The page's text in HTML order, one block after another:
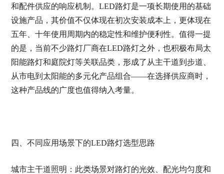
和配件供应的响应机制。LED路灯是一项长期使用的基础
设施产品，其价值不仅体现在初次安装成本上，更体现在
五年、十年使用周期内的稳定性和维护便利性。值得一提
的是，当前不少路灯厂商在LED路灯之外，也积极布局太
阳能路灯和庭院灯等关联品类，形成了从主干道到步道、
从市电到太阳能的多元化产品组合——在选择供应商时，
这种产品线的广度也值得纳入考量。
四、不同应用场景下的LED路灯选型思路
城市主干道照明：此类场景对路灯的光效、配光均匀度和